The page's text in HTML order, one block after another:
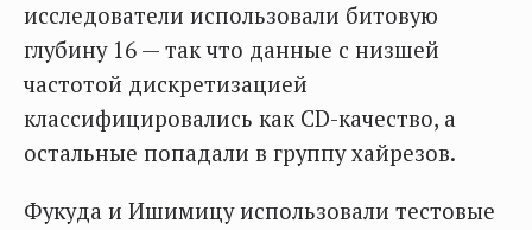
исследователи использовали битовую
глубину 16 — так что данные с низшей
частотой дискретизацией
классифицировались как CD-качество, а
остальные попадали в группу хайрезов.
Фукуда и Ишимицу использовали тестовые